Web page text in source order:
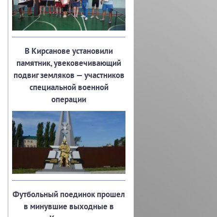
В Кирсанове установили
памятник, увековечивающий
подвиг земляков — участников
специальной военной
операции
Футбольный поединок прошел
в минувшие выходные в